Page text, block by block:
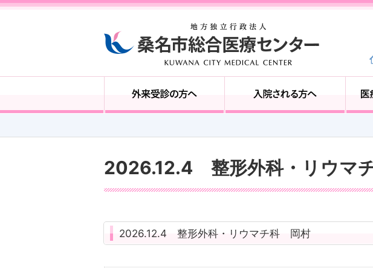
2026.12.4 整形外科・リウマ
2026.12.4 整形外科・リウマチ科 岡村